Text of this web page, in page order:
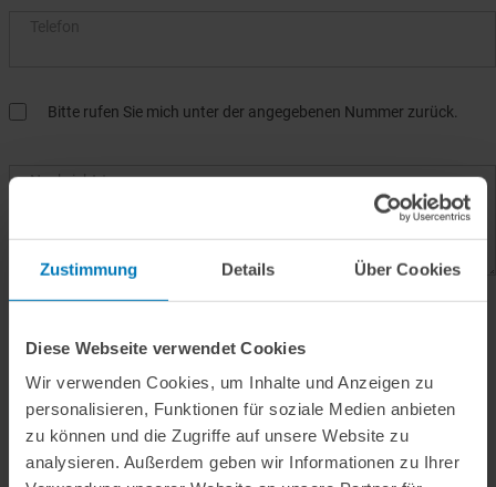
Zustimmung Details Über Cookies
Diese Webseite verwendet Cookies
Wir verwenden Cookies, um Inhalte und Anzeigen zu
personalisieren, Funktionen für soziale Medien anbieten
zu können und die Zugriffe auf unsere Website zu
analysieren. Außerdem geben wir Informationen zu Ihrer
Bitte rufen Sie mich unter der angegebenen Nummer zurück.
Nachricht*
gemäß EU-DSGVO zur Kenntnis genommen zu haben.
ABSENDEN